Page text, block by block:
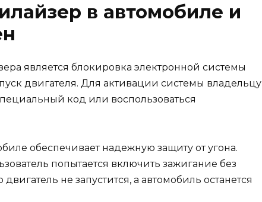
в автомобиле и
является блокировка электронной системы
двигателя. Для активации системы владельцу
код или воспользоваться
обеспечивает надежную защиту от угона.
попытается включить зажигание без
не запустится, а автомобиль останется